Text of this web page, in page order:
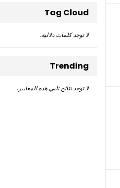
Tag Cloud
لا توجد كلمات دلالية.
Trending
لا توجد نتائج تلبي هذه المعايير.